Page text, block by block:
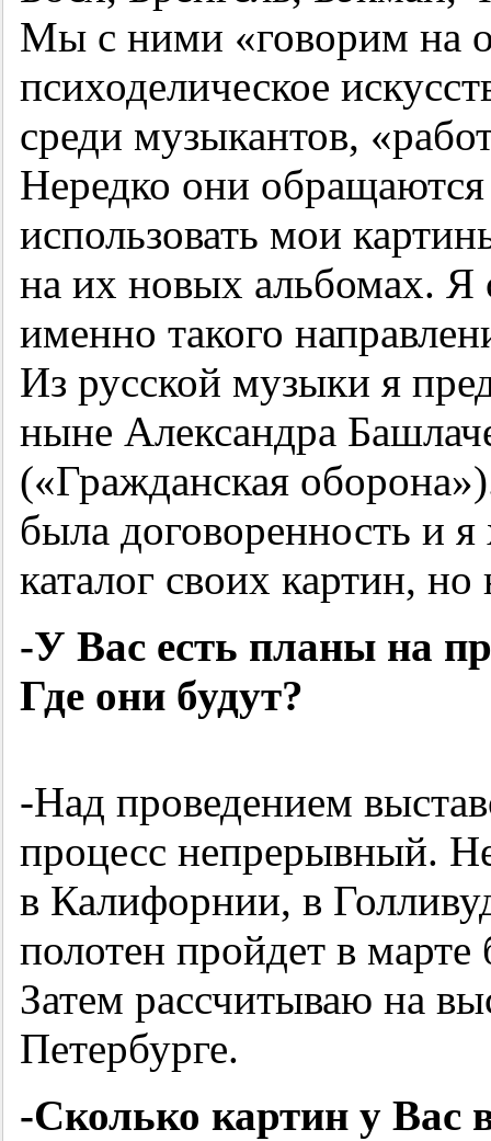
Мы с ними «говорим на
психоделическое
среди музыкантов,
Нередко они
использовать мои
на их новых альбомах.
именно такого
Из русской музыки я
ныне Александра
(«Гражданская
была договоренность и я
каталог своих картин,
-У Вас есть планы на
Где они будут?
-Над проведением
процесс непрерывный.
в Калифорнии, в
полотен пройдет в
Затем рассчитываю на
Петербурге.
-Сколько картин у Вас